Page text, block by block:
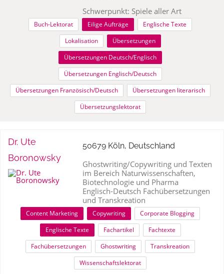
Schwerpunkt: Spiele aller Art
Buch-Lektorat Eilige Aufträge
Englische Texte
Lokalisation
Übersetzungen
Übersetzungen Deutsch/Englisch
Übersetzungen Englisch/Deutsch
Übersetzungen Französisch/Deutsch
Übersetzungen literarisch
Übersetzungslektorat
Dr. Ute
Boronowsky
50679 Köln, Deutschland
Ghostwriting/Copywriting und Texten
im Bereich Naturwissenschaften,
Biotechnologie und Pharma
Englisch-Deutsch Fachübersetzungen
und Transkreation
Content Marketing Copywriting
Corporate Blogging
Englische Texte
Fachartikel
Fachtexte
Fachübersetzungen
Ghostwriting
Transkreation
Wissenschaftslektorat